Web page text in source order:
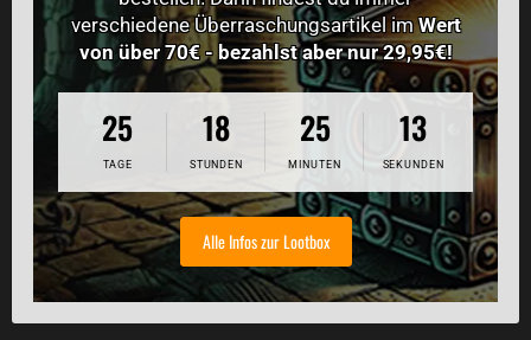
verschiedene Überraschungsartikel imWert
von über 70€ - bezahlst aber nur 29,95€!
25
TAGE
18
STUNDEN
25
MINUTEN
12
SEKUNDEN
Alle Infos zur Lootbox